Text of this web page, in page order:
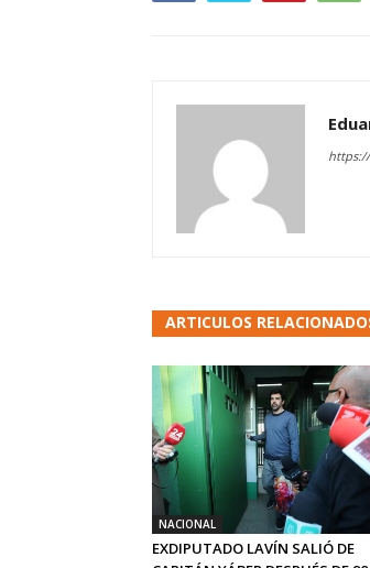
ARTICULOS
NACIONAL
EXDIPUTADO LAVÍN SALIÓ DE